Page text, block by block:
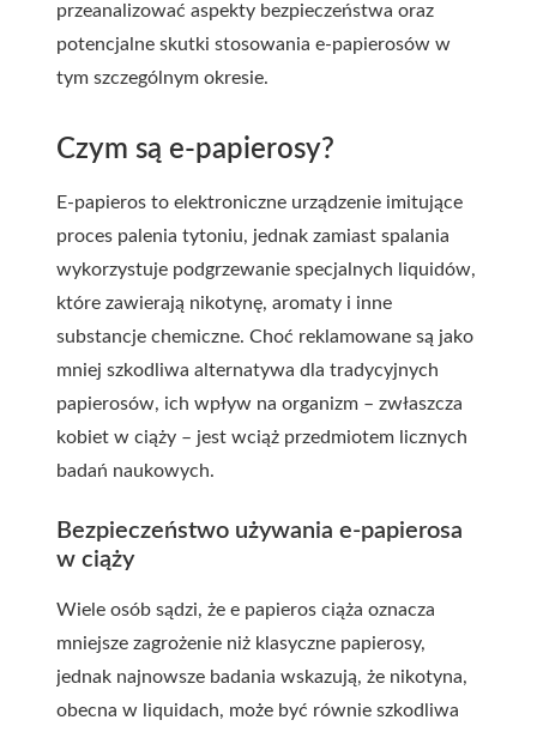
przeanalizować aspekty bezpieczeństwa oraz
potencjalne skutki stosowania e-papierosów w
tym szczególnym okresie.
Czym są e-papierosy?
E-papieros to elektroniczne urządzenie imitujące
proces palenia tytoniu, jednak zamiast spalania
wykorzystuje podgrzewanie specjalnych liquidów,
które zawierają nikotynę, aromaty i inne
substancje chemiczne. Choć reklamowane są jako
mniej szkodliwa alternatywa dla tradycyjnych
papierosów, ich wpływ na organizm – zwłaszcza
kobiet w ciąży – jest wciąż przedmiotem licznych
badań naukowych.
Bezpieczeństwo używania e-papierosa
w ciąży
Wiele osób sądzi, że e papieros ciąża oznacza
mniejsze zagrożenie niż klasyczne papierosy,
jednak najnowsze badania wskazują, że nikotyna,
obecna w liquidach, może być równie szkodliwa